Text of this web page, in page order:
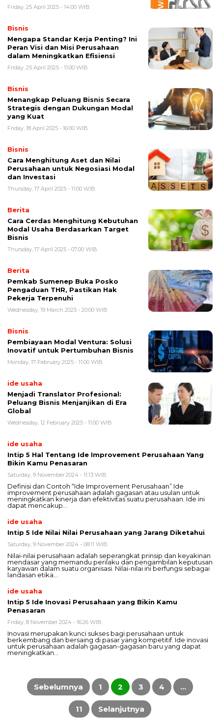
Friday, 25 April 2025 - 14:00 WIB
Bisnis
Mengapa Standar Kerja Penting? Ini
Peran Visi dan Misi Perusahaan
dalam Meningkatkan Efisiensi
Friday, 25 April 2025 - 11:00 WIB
Bisnis
Menangkap Peluang Bisnis Secara
Strategis dengan Dukungan Modal
yang Kuat
Friday, 18 April 2025 - 16:00 WIB
Bisnis
Cara Menghitung Aset dan Nilai
Perusahaan untuk Negosiasi Modal
dan Investasi
Thursday, 17 April 2025 - 11:00 WIB
Berita
Cara Cerdas Menghitung Kebutuhan
Modal Usaha Berdasarkan Target
Bisnis
Thursday, 17 April 2025 - 07:00 WIB
Berita
Pemkab Sumenep Buka Posko
Pengaduan THR, Pastikan Hak
Pekerja Terpenuhi
Wednesday, 19 March 2025 - 20:00 WIB
Bisnis
Pembiayaan Modal Ventura: Solusi
Inovatif untuk Pertumbuhan Bisnis
Monday, 17 February 2025 - 11:00 WIB
ide usaha
Menjadi Translator Profesional:
Peluang Bisnis Menjanjikan di Era
Global
Wednesday, 12 February 2025 - 11:00 WIB
ide usaha
Intip 5 Hal Tentang Ide Improvement Perusahaan Yang
Bikin Kamu Penasaran
Saturday, 9 November 2024 - 11:13 WIB
Definisi dan Contoh “Ide Improvement Perusahaan” Ide
improvement perusahaan adalah gagasan atau usulan untuk
meningkatkan kinerja dan efektivitas suatu perusahaan. Ide ini
dapat mencakup…
ide usaha
Intip 5 Ide Nilai Nilai Perusahaan yang Jarang Diketahui
Saturday, 9 November 2024 - 08:11 WIB
Nilai-nilai perusahaan adalah seperangkat prinsip dan keyakinan
mendasar yang memandu perilaku dan pengambilan keputusan
karyawan dalam suatu organisasi. Nilai-nilai ini berfungsi sebagai
landasan etika…
ide usaha
Intip 5 Ide Inovasi Perusahaan yang Bikin Kamu
Penasaran
Friday, 8 November 2024 - 16:26 WIB
Inovasi merupakan kunci sukses bagi perusahaan untuk
berkembang dan bersaing di pasar yang kompetitif. Ide inovasi
untuk perusahaan adalah gagasan-gagasan baru yang dapat
meningkatkan…
Posts
pagination
Sebelumnya 1 2 3 4 …
11 Selanjutnya